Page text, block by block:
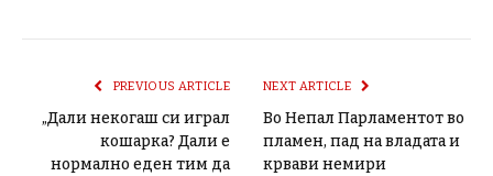
PREVIOUS ARTICLE
„Дали некогаш си играл
кошарка? Дали е
нормално еден тим да
NEXT ARTICLE
Во Непал Парламентот во
пламен, пад на владата и
крвави немири